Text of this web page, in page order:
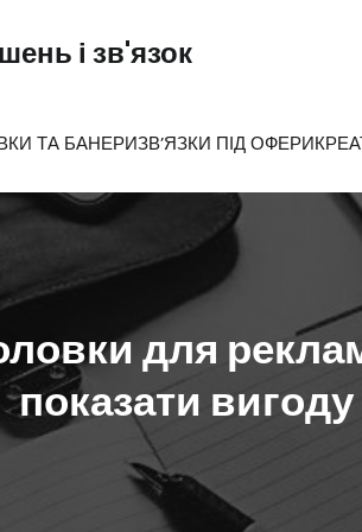
і зв'язок
ТА БАНЕРИЗВ’ЯЗКИ ПІД ОФЕРИ
для
показати вигоду